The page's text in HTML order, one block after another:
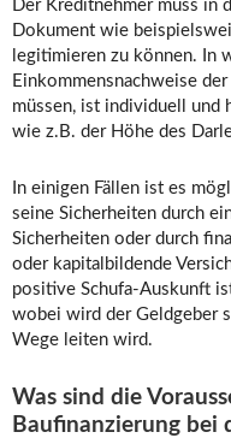
Der Kreditnehmer muss in
Dokument wie
legitimieren zu können. In
Einkommensnachweise
müssen, ist individuell und
wie z.B. der Höhe des
In einigen Fällen ist es
seine Sicherheiten durch
Sicherheiten oder durch
oder kapitalbildende
positive Schufa-Auskunft
wobei wird der Geldgeber
Wege leiten wird.
Was sind die
Baufinanzierung bei